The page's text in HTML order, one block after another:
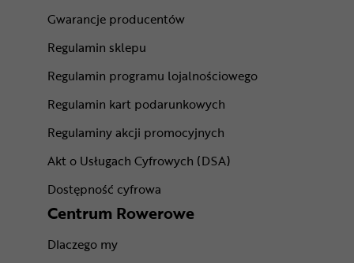
Gwarancje producentów
Regulamin sklepu
Regulamin programu lojalnościowego
Regulamin kart podarunkowych
Regulaminy akcji promocyjnych
Akt o Usługach Cyfrowych (DSA)
Dostępność cyfrowa
Centrum Rowerowe
Dlaczego my